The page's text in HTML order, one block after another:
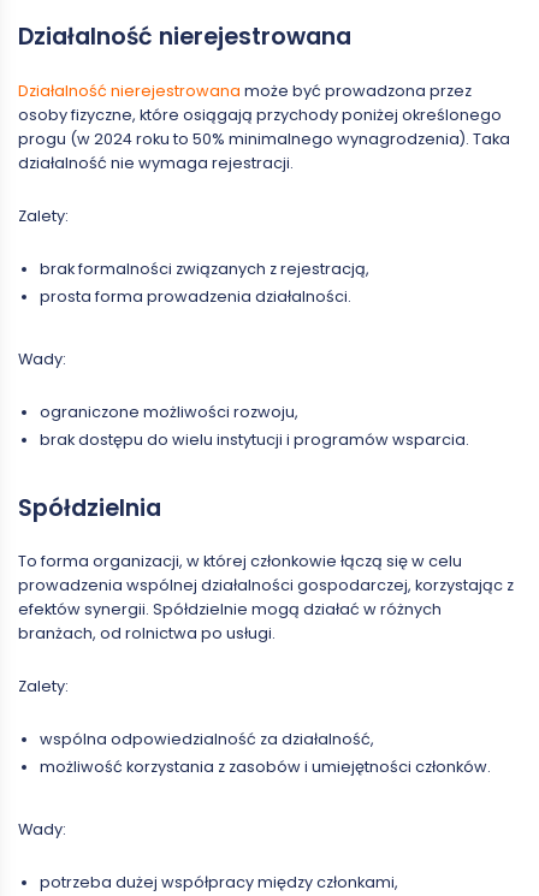
Działalność nierejestrowana
Działalność nierejestrowana może być prowadzona przez
osoby fizyczne, które osiągają przychody poniżej określonego
progu (w 2024 roku to 50% minimalnego wynagrodzenia). Taka
działalność nie wymaga rejestracji.
Zalety:
brak formalności związanych z rejestracją,
prosta forma prowadzenia działalności.
Wady:
ograniczone możliwości rozwoju,
brak dostępu do wielu instytucji i programów wsparcia.
Spółdzielnia
To forma organizacji, w której członkowie łączą się w celu
prowadzenia wspólnej działalności gospodarczej, korzystając z
efektów synergii. Spółdzielnie mogą działać w różnych
branżach, od rolnictwa po usługi.
Zalety:
wspólna odpowiedzialność za działalność,
możliwość korzystania z zasobów i umiejętności członków.
Wady:
potrzeba dużej współpracy między członkami,